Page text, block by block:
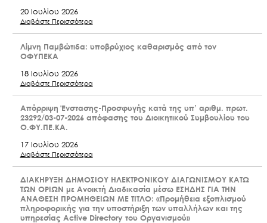
20 Ιουλίου 2026
Διαβάστε Περισσότερα
Λίμνη Παμβώτιδα: υποβρύχιος καθαρισμός από τον
ΟΦΥΠΕΚΑ
18 Ιουλίου 2026
Διαβάστε Περισσότερα
Απόρριψη Ένστασης-Προσφυγής κατά της υπ’ αριθμ. πρωτ.
23292/03-07-2026 απόφασης του Διοικητικού Συμβουλίου του
Ο.ΦΥ.ΠΕ.ΚΑ.
17 Ιουλίου 2026
Διαβάστε Περισσότερα
ΔΙΑΚΗΡΥΞΗ ΔΗΜΟΣΙΟΥ ΗΛΕΚΤΡΟΝΙΚΟΥ ΔΙΑΓΩΝΙΣΜΟΥ ΚΑΤΩ
ΤΩΝ ΟΡΙΩΝ με Ανοικτή Διαδικασία μέσω ΕΣΗΔΗΣ ΓΙΑ ΤΗΝ
ΑΝΑΘΕΣΗ ΠΡΟΜΗΘΕΙΩΝ ΜΕ ΤΙΤΛΟ: «Προμήθεια εξοπλισμού
πληροφορικής για την υποστήριξη των υπαλλήλων και της
υπηρεσίας Active Directory του Οργανισμού»